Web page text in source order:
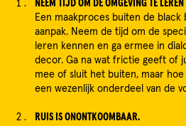
NEEM TIJD OM DE OMGEVING TE
Een maakproces buiten de black
aanpak. Neem de tijd om de
leren kennen en ga ermee in
decor. Ga na wat frictie geeft of
mee of sluit het buiten, maar
een wezenlijk onderdeel van de
RUIS IS ONONTKOOMBAAR.